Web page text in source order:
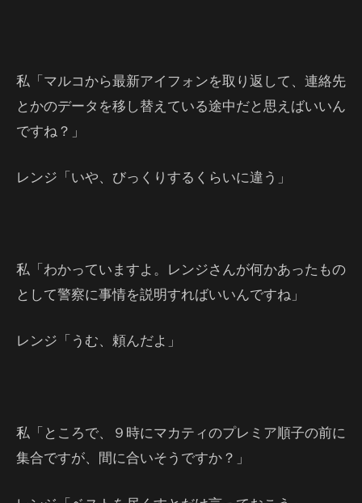
私「マルコから最新アイフォンを取り返して、連絡先
とかのデータを移し替えている途中だと思えばいいん
ですね？」
レンジ「いや、びっくりするくらいに違う」
私「わかっていますよ。レンジさんが何かあったもの
として警察に事情を説明すればいいんですね」
レンジ「うむ、頼んだよ」
私「ところで、９時にマカティのプレミア順子の前に
集合ですが、間に合いそうですか？」